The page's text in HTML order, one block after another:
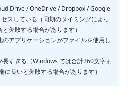
Drive / OneDrive / Dropbox / Google
スしている（同期のタイミングによっ
失敗する場合があります）
のアプリケーションがファイルを使用し
長すぎる（Windows では合計260文字ま
長いと失敗する場合があります）